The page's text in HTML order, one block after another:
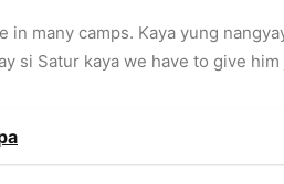
in many camps. Kaya yung
si Satur kaya we have to give